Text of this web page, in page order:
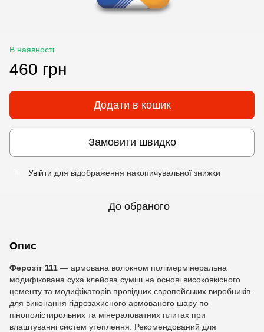
В наявності
460 грн
Додати в кошик
Замовити швидко
Увійти для відображення накопичувальної знижки
До обраного
Опис
Ферозіт 111 — армована волокном полімермінеральна
модифікована суха клейова суміш на основі високоякісного
цементу та модифікаторів провідних європейських виробників
для виконання гідрозахисного армованого шару по
пінополістирольних та мінераловатних плитах при
влаштуванні систем утеплення. Рекомендований для